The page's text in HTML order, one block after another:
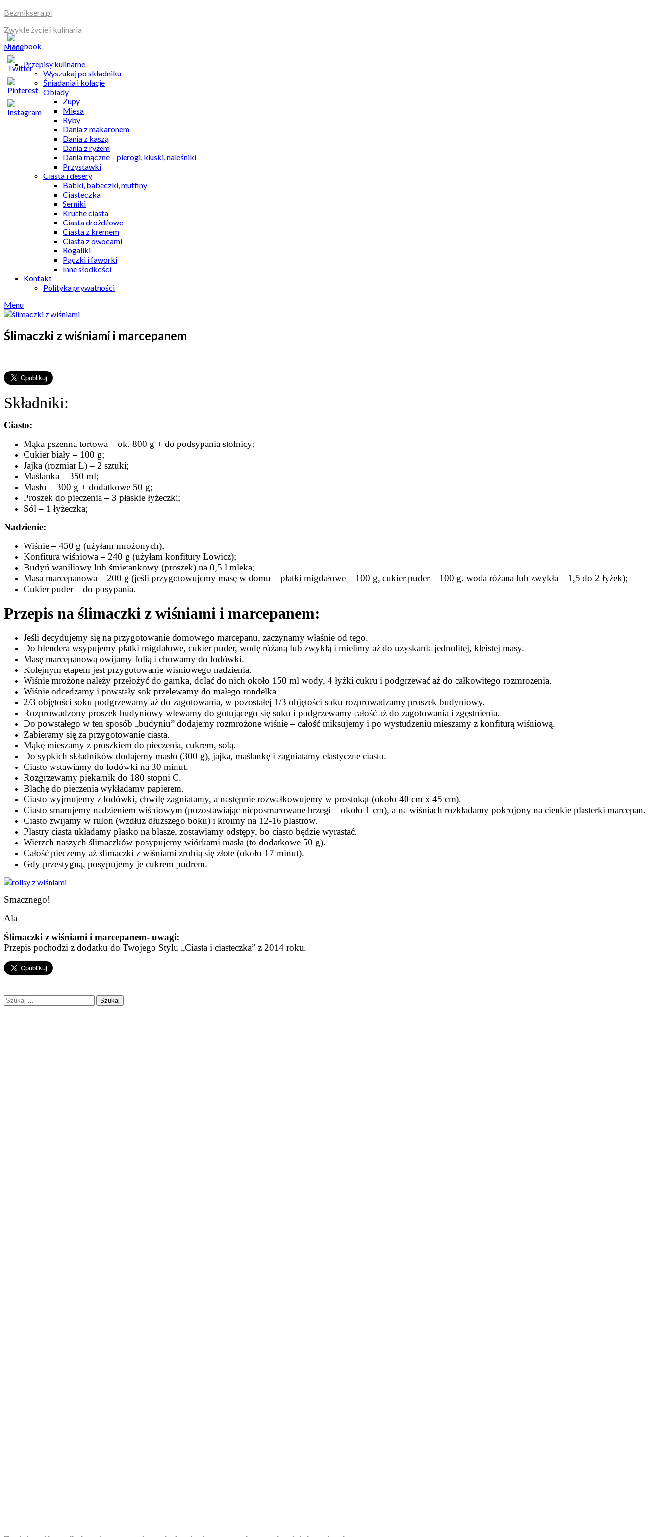
Skip
content
Bezmiksera.pl
Zwykłe życie i kulinaria
Menu
Przepisy kulinarne
Wyszukaj po składniku
Śniadania i kolacje
Obiady
Zupy
Mięsa
Ryby
Dania z makaronem
Dania z kaszą
Dania z ryżem
Dania mączne – pierogi, kluski, naleśniki
Przystawki
Ciasta i desery
Babki, babeczki, muffiny
Ciasteczka
Serniki
Kruche ciasta
Ciasta drożdżowe
Ciasta z kremem
Ciasta z owocami
Rogaliki
Pączki i faworki
Inne słodkości
Kontakt
Polityka prywatności
Menu
Ślimaczki z wiśniami i marcepanem
Składniki:
Ciasto:
Mąka pszenna tortowa – ok. 800 g + do podsypania stolnicy;
Cukier biały – 100 g;
Jajka (rozmiar L) – 2 sztuki;
Maślanka – 350 ml;
Masło – 300 g + dodatkowe 50 g;
Proszek do pieczenia – 3 płaskie łyżeczki;
Sól – 1 łyżeczka;
Nadzienie:
Wiśnie – 450 g (użyłam mrożonych);
Konfitura wiśniowa – 240 g (użyłam konfitury Łowicz);
Budyń waniliowy lub śmietankowy (proszek) na 0,5 l mleka;
Masa marcepanowa – 200 g (jeśli przygotowujemy masę w domu – płatki migdałowe – 100 g, cukier puder – 100 g. woda różana lub zwykła – 1,5 do 2 łyżek);
Cukier puder – do posypania.
Przepis na ślimaczki z wiśniami i marcepanem:
Jeśli decydujemy się na przygotowanie domowego marcepanu, zaczynamy właśnie od tego.
Do blendera wsypujemy płatki migdałowe, cukier puder, wodę różaną lub zwykłą i mielimy aż do uzyskania jednolitej, kleistej masy.
Masę marcepanową owijamy folią i chowamy do lodówki.
Kolejnym etapem jest przygotowanie wiśniowego nadzienia.
Wiśnie mrożone należy przełożyć do garnka, dolać do nich około 150 ml wody, 4 łyżki cukru i podgrzewać aż do całkowitego rozmrożenia.
Wiśnie odcedzamy i powstały sok przelewamy do małego rondelka.
2/3 objętości soku podgrzewamy aż do zagotowania, w pozostałej 1/3 objętości soku rozprowadzamy proszek budyniowy.
Rozprowadzony proszek budyniowy wlewamy do gotującego się soku i podgrzewamy całość aż do zagotowania i zgęstnienia.
Do powstałego w ten sposób „budyniu” dodajemy rozmrożone wiśnie – całość miksujemy i po wystudzeniu mieszamy z konfiturą wiśniową.
Zabieramy się za przygotowanie ciasta.
Mąkę mieszamy z proszkiem do pieczenia, cukrem, solą.
Do sypkich składników dodajemy masło (300 g), jajka, maślankę i zagniatamy elastyczne ciasto.
Ciasto wstawiamy do lodówki na 30 minut.
Rozgrzewamy piekarnik do 180 stopni C.
Blachę do pieczenia wykładamy papierem.
Ciasto wyjmujemy z lodówki, chwilę zagniatamy, a następnie rozwałkowujemy w prostokąt (około 40 cm x 45 cm).
Ciasto smarujemy nadzieniem wiśniowym (pozostawiając nieposmarowane brzegi – około 1 cm), a na wiśniach rozkładamy pokrojony na cienkie plasterki marcepan.
Ciasto zwijamy w rulon (wzdłuż dłuższego boku) i kroimy na 12-16 plastrów.
Plastry ciasta układamy płasko na blasze, zostawiamy odstępy, bo ciasto będzie wyrastać.
Wierzch naszych ślimaczków posypujemy wiórkami masła (to dodatkowe 50 g).
Całość pieczemy aż ślimaczki z wiśniami zrobią się złote (około 17 minut).
Gdy przestygną, posypujemy je cukrem pudrem.
Smacznego!
Ala
Ślimaczki z wiśniami i marcepanem- uwagi:
Przepis pochodzi z dodatku do Twojego Stylu „Ciasta i ciasteczka” z 2014 roku.
Szukaj: